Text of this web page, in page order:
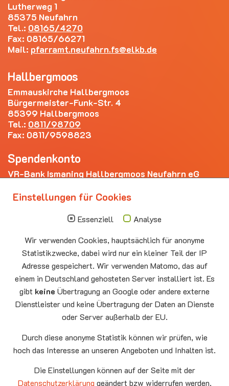
Lutherweg 1
85375 Neufahrn
Tel.: 08165/4270
Fax: 08165/66271
Mail: pfarramt.neufahrn.fs elkb.de
Hallbergmoos
Emmauskirche Hallbergmoos
Bürgermeister-Funk-Str. 4
85399 Hallbergmoos
Tel.: 0811/98709
Fax: 0811/9598823
Spendenkonto
VR-Bank Ismaning Hallbergmoos Neufahrn eG
Die nächsten Termine
10.00 - 11.00
Auferstehungskirche Neufahrn
Montag
15.00 - 17.00
10.08
Senioren-Spieletreff Neufahrn
Auferstehungskirche Neufahrn
Mittwoch
20.00 Offenes Ende
Godtimes
Facebook
YouTube
Einstellungen für Cookies
Essenziell
Analyse
Wir verwenden Cookies, hauptsächlich für anonyme
Statistikzwecke, dabei wird nur ein kleiner Teil der IP
Adresse gespeichert. Wir verwenden Matomo, das auf
einem in Deutschland gehosteten Server installiert ist. Es
gibt keine Übertragung an Google oder andere externe
Dienstleister und keine Übertragung der Daten an Dienste
oder Server außerhalb der EU.
Durch diese anonyme Statistik können wir prüfen, wie
hoch das Interesse an unseren Angeboten und Inhalten ist.
Die Einstellungen können auf der Seite mit der
Datenschutzerklärung geändert bzw widerrufen werden.